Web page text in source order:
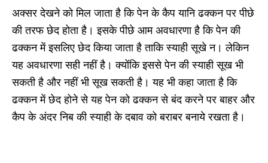
अक्सर देखने को मिल जाता है कि पेन के कैप यानि ढक्कन पर पीछे
की तरफ छेद होता है। इसके पीछे आम अवधारणा है कि पेन की
ढक्कन में इसलिए छेद किया जाता है ताकि स्याही सूखे न। लेकिन
यह अवधारणा सही नहीं है। क्योंकि इससे पेन की स्याही सूख भी
सकती है और नहीं भी सूख सकती है। यह भी कहा जाता है कि
ढक्कन में छेद होने से यह पेन को ढक्कन से बंद करने पर बाहर और
कैप के अंदर निब की स्याही के दबाव को बराबर बनाये रखता है।